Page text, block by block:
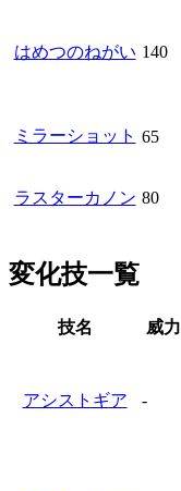
はめつのねがい 140
ミラーショット 65
ラスターカノン 80
変化技一覧
技名 威力
アシストギア -